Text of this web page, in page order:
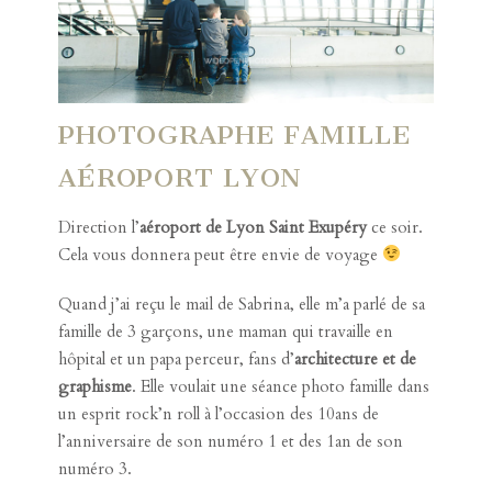
PHOTOGRAPHE FAMILLE
AÉROPORT LYON
Direction l’aéroport de Lyon Saint Exupéryce soir.
Cela vous donnera peut être envie de voyage
Quand j’ai reçu le mail de Sabrina, elle m’a parlé de sa
famille de 3 garçons, une maman qui travaille en
hôpital et un papa perceur, fans d’architecture et de
graphisme. Elle voulait une séance photo famille dans
un esprit rock’n roll à l’occasion des 10ans de
l’anniversaire de son numéro 1 et des 1an de son
numéro 3.